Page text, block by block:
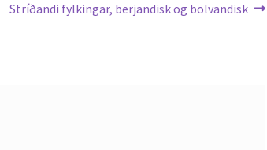
Next
Stríðandi fylkingar, berjandisk og bölvandisk